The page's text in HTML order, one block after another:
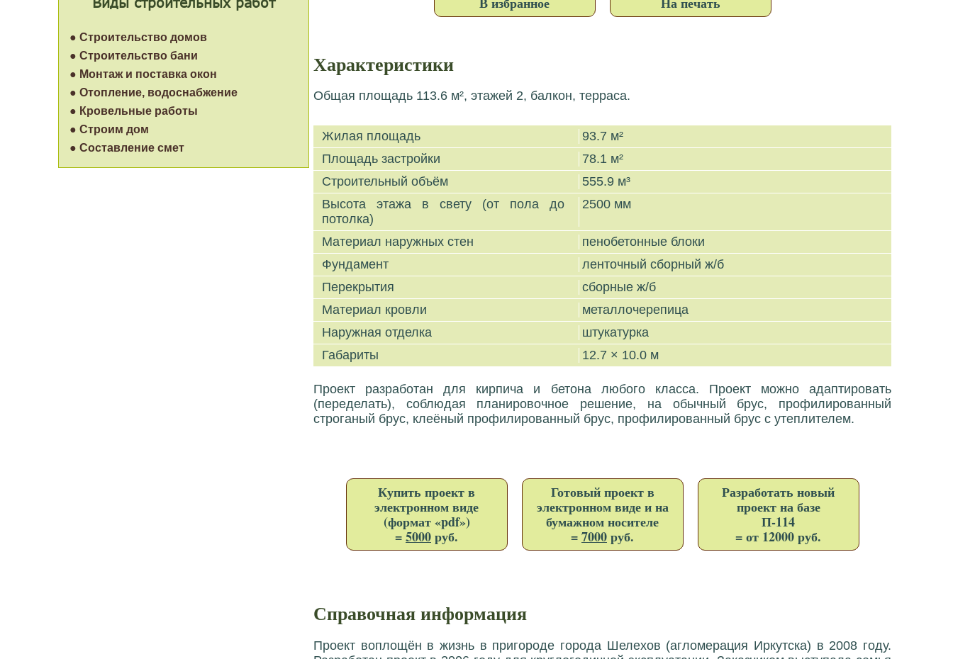
● Строительство домов
● Строительство бани
● Монтаж и поставка окон
● Отопление, водоснабжение
● Кровельные работы
● Строим дом
● Составление смет
Характеристики
Общая площадь 113.6 м², этажей 2, балкон, терраса.
Жилая площадь
93.7 м²
Площадь застройки
78.1 м²
Строительный объём
555.9 м³
Высота этажа в свету (от пола до
потолка)
2500 мм
Материал наружных стен
пенобетонные блоки
Фундамент
ленточный сборный ж/б
Перекрытия
сборные ж/б
Материал кровли
металлочерепица
Наружная отделка
штукатурка
Габариты
12.7 × 10.0 м
Проект разработан для кирпича и бетона любого класса. Проект можно адаптировать
(переделать), соблюдая планировочное решение, на обычный брус, профилированный
строганый брус, клеёный профилированный брус, профилированный брус с утеплителем.
Купить проект в
электронном виде
(формат «pdf»)
=5000руб.
Готовый проект в
электронном виде и на
бумажном носителе
=7000руб.
Разработать новый
проект на базе
П-114
= от 12000 руб.
Справочная информация
Проект воплощён в жизнь в пригороде города Шелехов (агломерация Иркутска) в 2008 году.